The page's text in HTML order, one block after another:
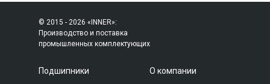
© 2015 - 2026 «INNER»:
Производство и поставка
промышленных комплектующих
Подшипники
О компании